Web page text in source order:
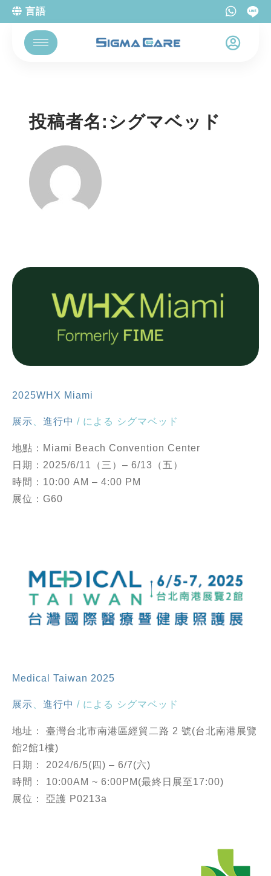
言語
投稿者名:シグマベッド
2025WHX Miami
展示 進行中 / による シグマベッド
地點：Miami Beach Convention Center
日期：2025/6/11（三）– 6/13（五）
時間：10:00 AM – 4:00 PM
展位：G60
Medical Taiwan 2025
展示、 進行中 / による シグマベッド
地址： 臺灣台北市南港區經貿二路 2 號(台北南港展覽
館2館1樓)
日期： 2024/6/5(四) – 6/7(六)
時間： 10:00AM ~ 6:00PM(最終日展至17:00)
展位： 亞護 P0213a